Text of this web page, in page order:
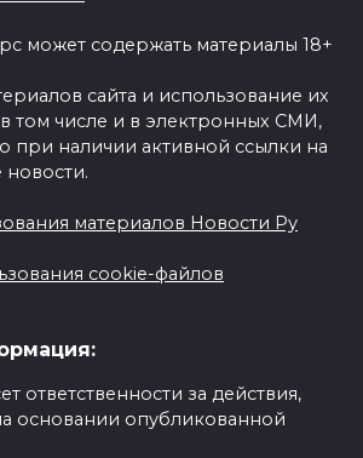
может содержать материалы 18+
сайта и использование их
том числе и в электронных СМИ,
при наличии активной ссылки на
новости.
материалов Новости Ру
cookie-файлов
ответственности за действия,
основании опубликованной